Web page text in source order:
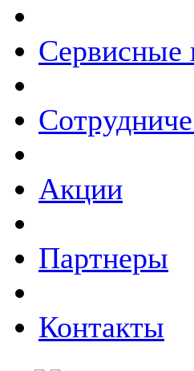
Сервисные
Акции
Партнеры
Контакты